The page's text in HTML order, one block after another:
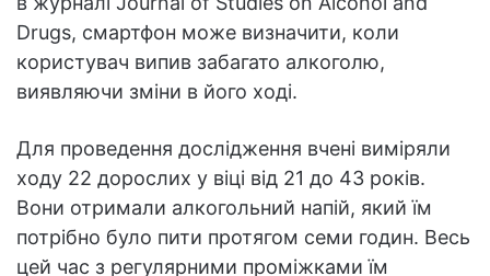
Drugs, смартфон може визначити, коли
користувач випив забагато алкоголю,
виявляючи зміни в його ході.
Для проведення дослідження вчені виміряли
ходу 22 дорослих у віці від 21 до 43 років.
Вони отримали алкогольний напій, який їм
потрібно було пити протягом семи годин. Весь
цей час з регулярними проміжками їм